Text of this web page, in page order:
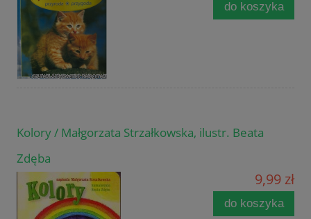
do koszyka
Kolory / Małgorzata Strzałkowska, ilustr. Beata
Zdęba
9,99 zł
do koszyka